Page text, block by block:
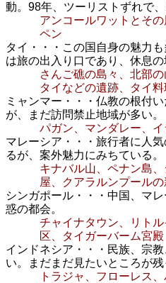
動。98年、ツーリストずれで、
アンコールワットとそ
ペン
タイ・・・この国自身の魅力
は旅の出入り口であり、休息の
さんご礁の島々、北部
タイなどの遺跡、タイ
ミャンマー・・・仏教の根付
が、まだ訪問禁止地域が多い。
パガン、マンダレー、
マレーシア・・・旅行者に人
るが、案外魅力にみちている。
キナバル山、ペナン島
屋、クアラルンプール
シンガポール・・・中国、マ
惑の都会。
チャイナタウン、リト
区、タイガーバーム宮殿
インドネシア・・・民族、宗
い。まだまだ見たいところが残
トラジャ、フローレス